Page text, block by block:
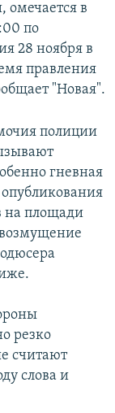
омечается в
по
28 ноября в
правления
"Новая".
полиции
гневная
опубликования
на площади
резко
считают
слова и